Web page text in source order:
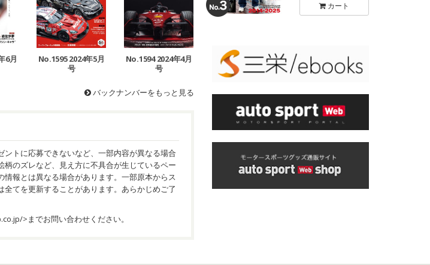
6月
No.1595 2024年5月
号
No.1594 2024年4月
号
バックナンバーをもっと見る
トに応募できないなど、一部内容が異なる場合
のズレなど、見え方に不具合が生じているペー
報とは異なる場合があります。一部原本からス
てを更新することがあります。あらかじめご了
>までお問い合わせください。
カート